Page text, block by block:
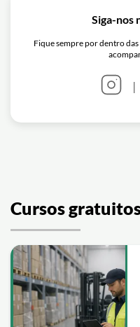
Siga-nos
Fique sempre por dentro
|
Cursos